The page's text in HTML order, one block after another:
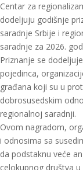
Centar za
dodeljuju godišnje
saradnje Srbije i
saradnje za 2026.
Priznanje se
pojedinca,
građana koji su u
dobrosusedskim
regionalnoj saradnji.
Ovom nagradom,
i odnosima sa
da podstaknu veće
celokupnog društva u